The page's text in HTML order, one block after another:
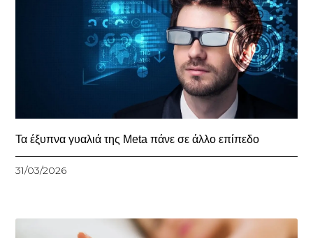
Τα έξυπνα γυαλιά της Meta πάνε σε άλλο επίπεδο
31/03/2026